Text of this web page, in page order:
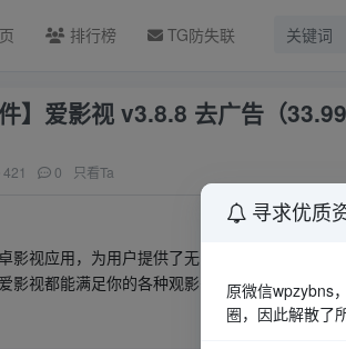
排行榜 TG防失联
件】爱影视 v3.8.8 去广告（
421 0 只看Ta
影视应用，为用户提供了无限的观影乐趣和便
影视都能满足你的各种观影需?
寻求优质
原微信wpzybns
圈，因此解散了